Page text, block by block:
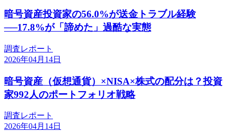
暗号資産投資家の56.0%が送金トラブル経験
──17.8%が「諦めた」過酷な実態
調査レポート
2026年04月14日
暗号資産（仮想通貨）×NISA×株式の配分は？投資
家992人のポートフォリオ戦略
調査レポート
2026年04月14日